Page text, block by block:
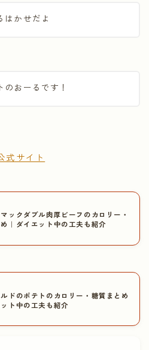
はかせだよ
のおーるです！
式サイト
ックダブル肉厚ビーフのカロリー・
｜ダイエット中の工夫も紹介
ドのポテトのカロリー・糖質まとめ
ット中の工夫も紹介